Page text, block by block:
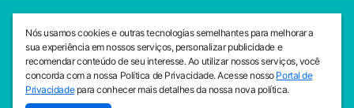
SEDE CEJAM
Av. da Liberdade, 765, Liberdade, São Paulo, 01503-001
(11) 3469 - 1818
INSTITUTO CEJAM
Av. da Liberdade, 765, Liberdade, São Paulo, 01503-001
Nós usamos cookies e outras tecnologias semelhantes para melhorar a
sua experiência em nossos serviços, personalizar publicidade e
recomendar conteúdo de seu interesse. Ao utilizar nossos serviços, você
concorda com a nossa Política de Privacidade. Acesse nosso Portal de
Privacidadepara conhecer mais detalhes da nossa nova política.